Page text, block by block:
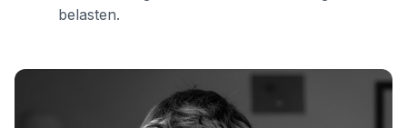
belasten.